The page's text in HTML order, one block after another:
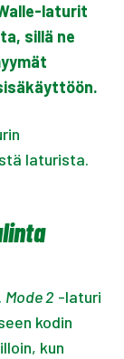
laturit
sillä ne
laturista.
Mode 2 -laturi
kodin
kun